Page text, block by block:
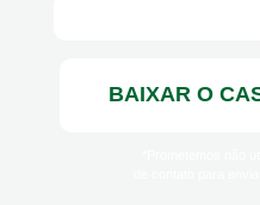
BAIXAR O